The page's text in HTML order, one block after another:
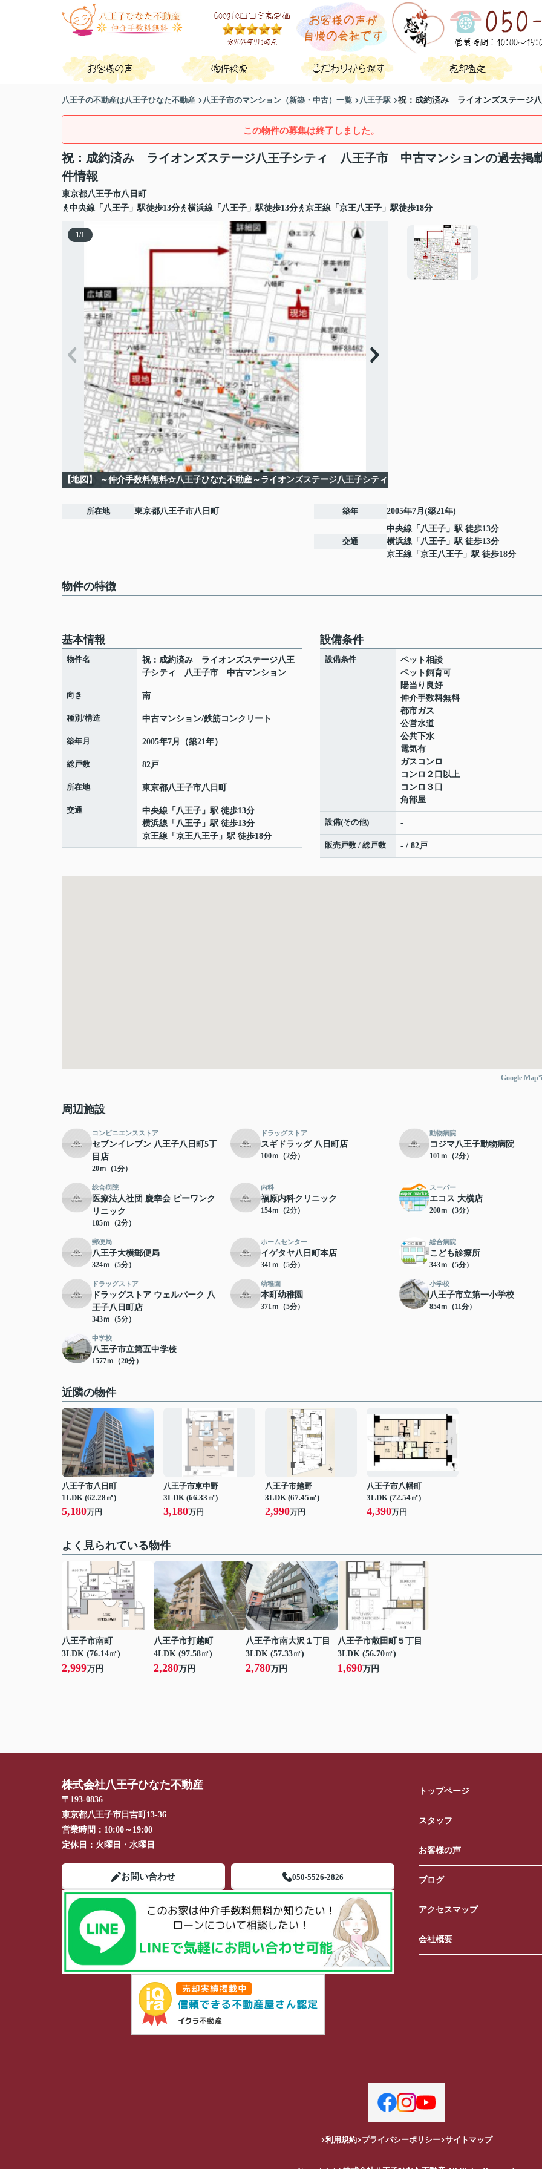
八王子の不動産は八王子ひなた不動産 八王子市のマンション（新築・中古）一覧 八王子駅 祝：成約済み ライオンズステージ
この物件の募集は終了しました。
祝：成約済み ライオンズステージ八王子シティ 八王子市 中古マンションの過去掲
件情報
東京都八王子市八日町
中央線「八王子」駅徒歩13分
横浜線「八王子」駅徒歩13分 京王線「京王八王子」駅徒歩18分
1/1
【地図】 ～仲介手数料無料☆八王子ひなた不動産～ライオンズステージ八王子シティ
所在地 東京都八王子市八日町 築年 2005年7月(築21年)
交通
中央線 「 八王子 」駅 徒歩13分
横浜線 「 八王子 」駅 徒歩13分
京王線 「 京王八王子 」駅 徒歩18分
物件の特徴
基本情報
物件名
祝：成約済み ライオンズステージ八王
子シティ 八王子市 中古マンション
向き 南
種別/構造 中古マンション/鉄筋コンクリート
築年月 2005年7月（築21年）
総戸数 82戸
所在地 東京都八王子市八日町
交通 中央線 「 八王子 」駅 徒歩13分
横浜線 「 八王子 」駅 徒歩13分
京王線 「 京王八王子 」駅 徒歩18分
設備条件
設備条件
ペット相談
ペット飼育可
陽当り良好
仲介手数料無料
都市ガス
公営水道
公共下水
電気有
ガスコンロ
コンロ２口以上
コンロ３口
角部屋
設備(その他) -
販売戸数 / 総戸数 - / 82戸
Google Map
周辺施設
コンビニエンスストア
セブンイレブン 八王子八日町5丁
目店
20ｍ（1分）
ドラッグストア
スギドラッグ 八日町店
100ｍ（2分）
動物病院
コジマ八王子動物病院
101ｍ（2分）
総合病院
医療法人社団 慶幸会 ピーワンク
リニック
105ｍ（2分）
内科
福原内科クリニック
154ｍ（2分）
スーパー
エコス 大横店
200ｍ（3分）
郵便局
八王子大横郵便局
324ｍ（5分）
ホームセンター
イゲタヤ八日町本店
341ｍ（5分）
総合病院
こども診療所
343ｍ（5分）
ドラッグストア
ドラッグストア ウェルパーク 八
王子八日町店
343ｍ（5分）
幼稚園
本町幼稚園
371ｍ（5分）
小学校
八王子市立第一小学校
854ｍ（11分）
中学校
八王子市立第五中学校
1577ｍ（20分）
近隣の物件
八王子市八日町
1LDK (62.28㎡)
5,180万円
八王子市東中野
3LDK (66.33㎡)
3,180万円
八王子市越野
3LDK (67.45㎡)
2,990万円
八王子市八幡町
3LDK (72.54㎡)
4,390万円
よく見られている物件
八王子市南町
3LDK (76.14㎡)
2,999万円
八王子市打越町
4LDK (97.58㎡)
2,280万円
八王子市南大沢１丁目
3LDK (57.33㎡)
2,780万円
八王子市散田町５丁目
3LDK (56.70㎡)
1,690万円
株式会社八王子ひなた不動産
〒193-0836
東京都八王子市日吉町13-36
営業時間： 10:00～19:00
定休日： 火曜日・水曜日
お問い合わせ 050-5526-2826
トップページ
スタッフ
お客様の声
ブログ
アクセスマップ
会社概要
利用規約 プライバシーポリシー サイトマップ